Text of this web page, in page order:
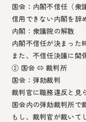
国会：内閣不信任（衆
信用できない内閣を辞
内閣：衆議院の解散
内閣不信任が決まった
また、不信任決議に関
② 国会 ⇔ 裁判所
国会：弾劾裁判
裁判官に職務違反と見
国会内の弾劾裁判所で
もし、裁判官が裁いて